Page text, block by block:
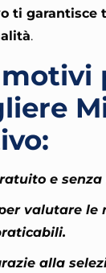
ti garantisce
.
motivi
e senza
valutare le
alla